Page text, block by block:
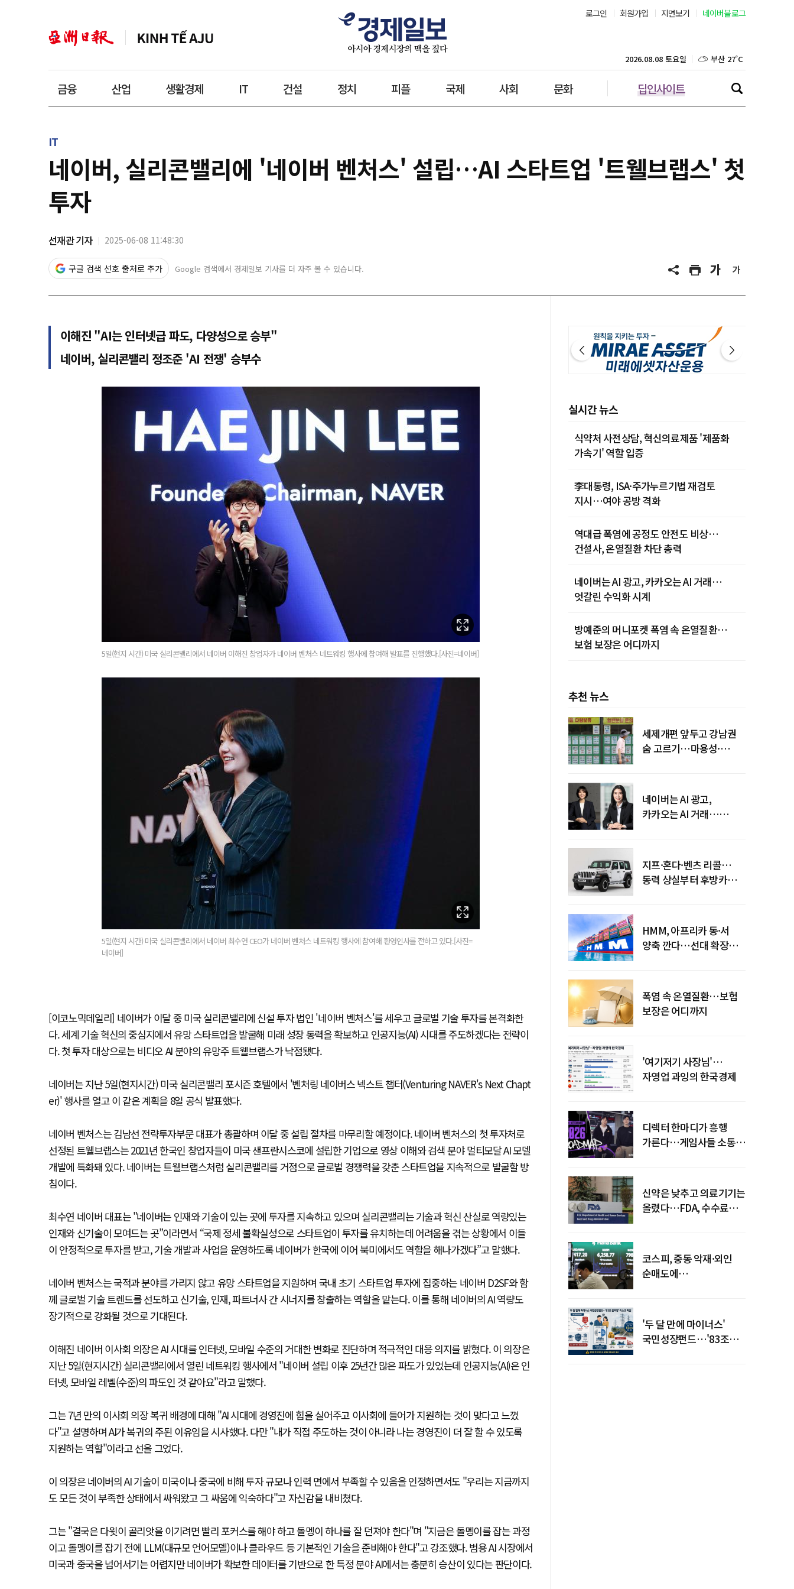
로그인 회원가입 지면보기 네이버블로그
금융 산업 생활경제 IT 건설 정치 피플 국제 사회 문화 딥인사이트
2026.08.08 토요일 대구 25˚C
인천 25˚C
울산 26˚C
IT
네이버, 실리콘밸리에 '네이버 벤처스' 설립…AI 스타트업 '트웰브랩스' 첫
투자
선재관 기자 2025-06-08 11:48:30
구글 검색 선호 출처로 추가 Google 검색에서 경제일보 기사를 더 자주 볼 수 있습니다.
이해진 "AI는 인터넷급 파도, 다양성으로 승부"
네이버, 실리콘밸리 정조준 'AI 전쟁' 승부수
5일(현지 시간) 미국 실리콘밸리에서 네이버 이해진 창업자가 네이버 벤처스 네트워킹 행사에 참여해 발표를 진행했다.[사진=네이버]
5일(현지 시간) 미국 실리콘밸리에서 네이버 최수연 CEO가 네이버 벤처스 네트워킹 행사에 참여해 환영인사를 전하고 있다.[사진=
네이버]
[이코노믹데일리] 네이버가 이달 중 미국 실리콘밸리에 신설 투자 법인 '네이버 벤처스'를 세우고 글로벌 기술 투자를 본격화한
다. 세계 기술 혁신의 중심지에서 유망 스타트업을 발굴해 미래 성장 동력을 확보하고 인공지능(AI) 시대를 주도하겠다는 전략이
다. 첫 투자 대상으로는 비디오 AI 분야의 유망주 트웰브랩스가 낙점됐다.
네이버는 지난 5일(현지시간) 미국 실리콘밸리 포시즌 호텔에서 '벤처링 네이버스 넥스트 챕터(Venturing NAVER's Next Chapt
er)' 행사를 열고 이 같은 계획을 8일 공식 발표했다.
네이버 벤처스는 김남선 전략투자부문 대표가 총괄하며 이달 중 설립 절차를 마무리할 예정이다. 네이버 벤처스의 첫 투자처로
선정된 트웰브랩스는 2021년 한국인 창업자들이 미국 샌프란시스코에 설립한 기업으로 영상 이해와 검색 분야 멀티모달 AI 모델
개발에 특화돼 있다. 네이버는 트웰브랩스처럼 실리콘밸리를 거점으로 글로벌 경쟁력을 갖춘 스타트업을 지속적으로 발굴할 방
침이다.
최수연 네이버 대표는 "네이버는 인재와 기술이 있는 곳에 투자를 지속하고 있으며 실리콘밸리는 기술과 혁신 산실로 역량있는
인재와 신기술이 모여드는 곳”이라면서 “국제 정세 불확실성으로 스타트업이 투자를 유치하는데 어려움을 겪는 상황에서 이들
이 안정적으로 투자를 받고, 기술 개발과 사업을 운영하도록 네이버가 한국에 이어 북미에서도 역할을 해나가겠다”고 말했다.
네이버 벤처스는 국적과 분야를 가리지 않고 유망 스타트업을 지원하며 국내 초기 스타트업 투자에 집중하는 네이버 D2SF와 함
께 글로벌 기술 트렌드를 선도하고 신기술, 인재, 파트너사 간 시너지를 창출하는 역할을 맡는다. 이를 통해 네이버의 AI 역량도
장기적으로 강화될 것으로 기대된다.
이해진 네이버 이사회 의장은 AI 시대를 인터넷, 모바일 수준의 거대한 변화로 진단하며 적극적인 대응 의지를 밝혔다. 이 의장은
지난 5일(현지시간) 실리콘밸리에서 열린 네트워킹 행사에서 "네이버 설립 이후 25년간 많은 파도가 있었는데 인공지능(AI)은 인
터넷, 모바일 레벨(수준)의 파도인 것 같아요"라고 말했다.
그는 7년 만의 이사회 의장 복귀 배경에 대해 "AI 시대에 경영진에 힘을 실어주고 이사회에 들어가 지원하는 것이 맞다고 느꼈
다"고 설명하며 AI가 복귀의 주된 이유임을 시사했다. 다만 "내가 직접 주도하는 것이 아니라 나는 경영진이 더 잘 할 수 있도록
지원하는 역할"이라고 선을 그었다.
이 의장은 네이버의 AI 기술이 미국이나 중국에 비해 투자 규모나 인력 면에서 부족할 수 있음을 인정하면서도 "우리는 지금까지
도 모든 것이 부족한 상태에서 싸워왔고 그 싸움에 익숙하다"고 자신감을 내비쳤다.
그는 "결국은 다윗이 골리앗을 이기려면 빨리 포커스를 해야 하고 돌멩이 하나를 잘 던져야 한다"며 "지금은 돌멩이를 잡는 과정
이고 돌멩이를 잡기 전에 LLM(대규모 언어모델)이나 클라우드 등 기본적인 기술을 준비해야 한다"고 강조했다. 범용 AI 시장에서
미국과 중국을 넘어서기는 어렵지만 네이버가 확보한 데이터를 기반으로 한 특정 분야 AI에서는 충분히 승산이 있다는 판단이다.
실시간 뉴스
식약처 사전상담, 혁신의료제품 '제품화
가속기' 역할 입증
李대통령, ISA·주가누르기법 재검토
지시…여야 공방 격화
역대급 폭염에 공정도 안전도 비상…
건설사, 온열질환 차단 총력
네이버는 AI 광고, 카카오는 AI 거래…
엇갈린 수익화 시계
방예준의 머니포켓 폭염 속 온열질환…
보험 보장은 어디까지
추천 뉴스
세제개편 앞두고 강남권
숨 고르기…마용성·
네이버는 AI 광고,
카카오는 AI 거래…
지프·혼다·벤츠 리콜…
동력 상실부터 후방카메라
HMM, 아프리카 동·서
양축 깐다…선대 확장
폭염 속 온열질환…보험
보장은 어디까지
'여기저기 사장님'…
자영업 과잉의 한국경제
디렉터 한마디가 흥행
가른다…게임사들 소통
신약은 낮추고 의료기기는
올렸다…FDA, 수수료
코스피, 중동 악재·외인
순매도에
'두 달 만에 마이너스'
국민성장펀드…'83조